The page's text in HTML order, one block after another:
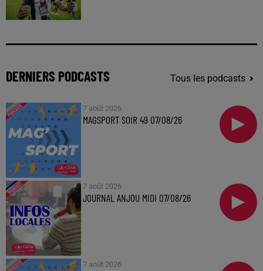
DERNIERS PODCASTS Tous les podcasts
7 août 2026
MAGSPORT SOIR 49 07/08/26
7 août 2026
JOURNAL ANJOU MIDI 07/08/26
7 août 2026